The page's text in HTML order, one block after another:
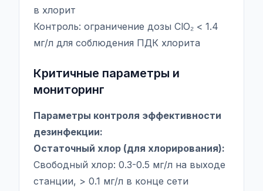
в хлорит
Контроль: ограничение дозы ClO₂ < 1.4
мг/л для соблюдения ПДК хлорита
Критичные параметры и
мониторинг
Параметры контроля эффективности
дезинфекции:
Остаточный хлор (для хлорирования):
Свободный хлор: 0.3-0.5 мг/л на выходе
станции, > 0.1 мг/л в конце сети